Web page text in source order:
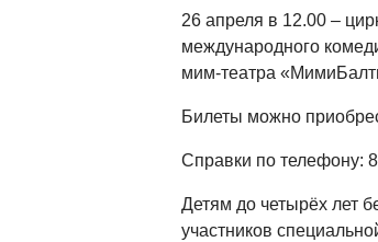
26 апреля в 12.00 –
международного
мим-театра
Билеты можно
Справки по телефону:
Детям до четырёх лет
участников